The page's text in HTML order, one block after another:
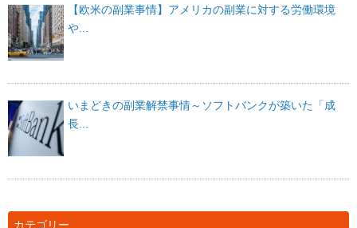
【欧米の副業事情】アメリカの副業に対する労働環境
や...
いまどきの副業解禁事情～ソフトバンクが築いた「成
長...
カテゴリー